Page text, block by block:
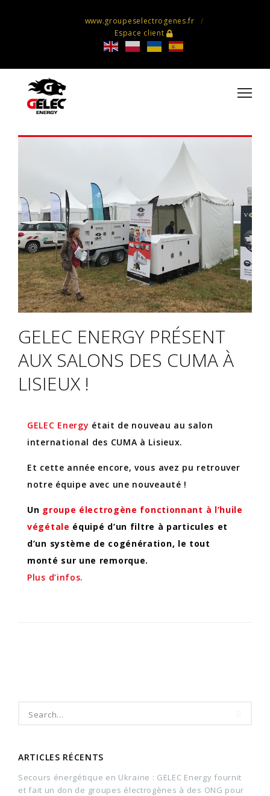
www.groupeselectrogenes.fr
Espace client
GELEC ENERGY PRÉSENT
AUX SALONS DES CUMA À
LISIEUX !
GELEC Energy était de nouveau au salon
international des CUMA à Lisieux.
Et cette année encore, vous avez pu retrouver
notre équipe avec une nouveauté !
Un groupe électrogène fonctionnant à l’huile
végétale équipé d’un filtre à particules et
d’un système de cogénération, le tout
monté sur une remorque.
Plus d’infos.
ARTICLES RÉCENTS
Secours énergétique en Ukraine : GELEC Energy fournit
et fait un don de groupes électrogènes à des ONG pour